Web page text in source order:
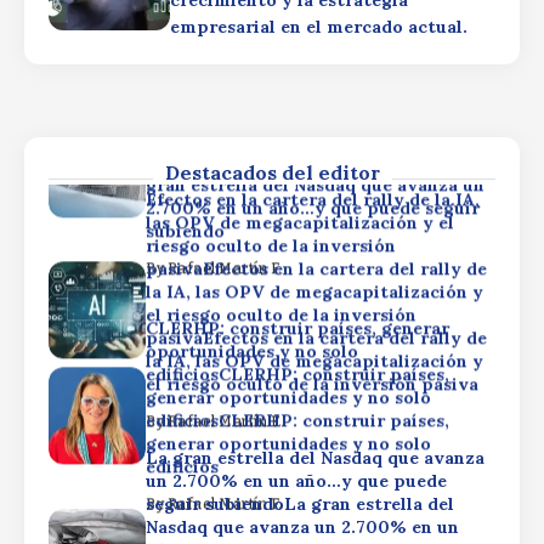
empresarial en el mercado actual.
Destacados del editor
By Rafael Martín F.
generar oportunidades y no solo
edificiosCLERHP: construir países,
año…y que puede seguir subiendoLa
gran estrella del Nasdaq que avanza un
2.700% en un año…y que puede seguir
subiendo
By Rafael Martín F.
Efectos en la cartera del rally de la IA,
las OPV de megacapitalización y el
riesgo oculto de la inversión
pasivaEfectos en la cartera del rally de
la IA, las OPV de megacapitalización y
el riesgo oculto de la inversión
pasivaEfectos en la cartera del rally de
la IA, las OPV de megacapitalización y
el riesgo oculto de la inversión pasiva
ByRafael Martín F.
CLERHP: construir países, generar
oportunidades y no solo
edificiosCLERHP: construir países,
generar oportunidades y no solo
edificiosCLERHP: construir países,
generar oportunidades y no solo
edificios
ByRafael Martín F.
La gran estrella del Nasdaq que avanza
un 2.700% en un año…y que puede
seguir subiendoLa gran estrella del
Nasdaq que avanza un 2.700% en un